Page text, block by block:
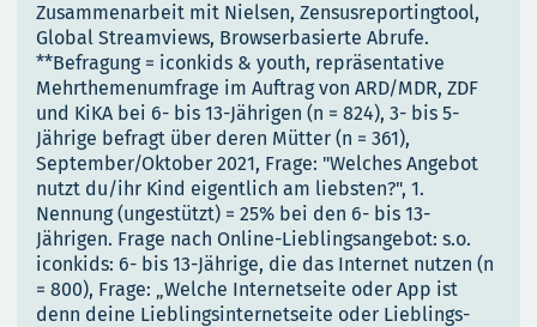
Zusammenarbeit mit Nielsen, Zensusreportingtool,
Global Streamviews, Browserbasierte Abrufe.
**Befragung = iconkids & youth, repräsentative
Mehrthemenumfrage im Auftrag von ARD/MDR, ZDF
und KiKA bei 6- bis 13-Jährigen (n = 824), 3- bis 5-
Jährige befragt über deren Mütter (n = 361),
September/Oktober 2021, Frage: "Welches Angebot
nutzt du/ihr Kind eigentlich am liebsten?", 1.
Nennung (ungestützt) = 25% bei den 6- bis 13-
Jährigen. Frage nach Online-Lieblingsangebot: s.o.
iconkids: 6- bis 13-Jährige, die das Internet nutzen (n
= 800), Frage: „Welche Internetseite oder App ist
denn deine Lieblingsinternetseite oder Lieblings-